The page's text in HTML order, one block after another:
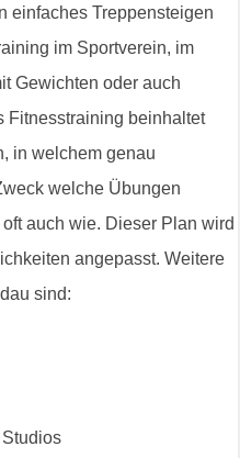
einfaches Treppensteigen
im Sportverein, im
Gewichten oder auch
Fitnesstraining beinhaltet
in welchem genau
welche Übungen
auch wie. Dieser Plan wird
angepasst. Weitere
sind: